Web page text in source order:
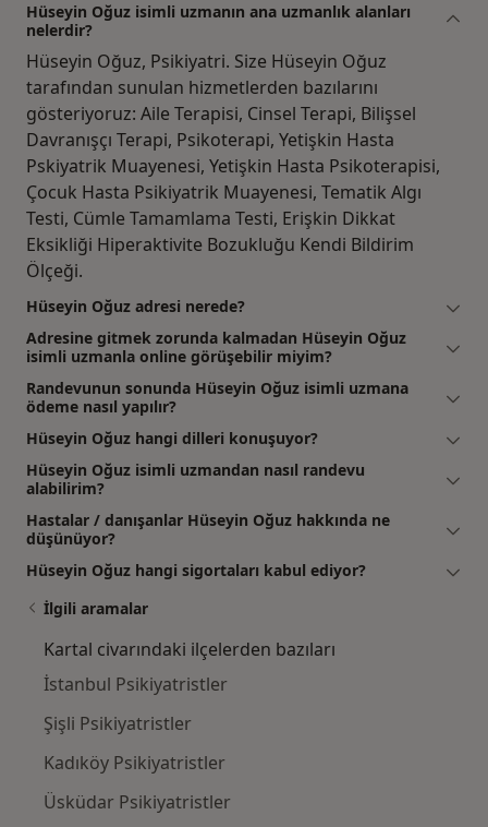
Hüseyin Oğuz isimli uzmanın ana uzmanlık alanları
nelerdir?
Hüseyin Oğuz, Psikiyatri. Size Hüseyin Oğuz
tarafından sunulan hizmetlerden bazılarını
gösteriyoruz: Aile Terapisi, Cinsel Terapi, Bilişsel
Davranışçı Terapi, Psikoterapi, Yetişkin Hasta
Pskiyatrik Muayenesi, Yetişkin Hasta Psikoterapisi,
Çocuk Hasta Psikiyatrik Muayenesi, Tematik Algı
Testi, Cümle Tamamlama Testi, Erişkin Dikkat
Eksikliği Hiperaktivite Bozukluğu Kendi Bildirim
Ölçeği.
Hüseyin Oğuz adresi nerede?
Adresine gitmek zorunda kalmadan Hüseyin Oğuz
isimli uzmanla online görüşebilir miyim?
Randevunun sonunda Hüseyin Oğuz isimli uzmana
ödeme nasıl yapılır?
Hüseyin Oğuz hangi dilleri konuşuyor?
Hüseyin Oğuz isimli uzmandan nasıl randevu
alabilirim?
Hastalar / danışanlar Hüseyin Oğuz hakkında ne
düşünüyor?
Hüseyin Oğuz hangi sigortaları kabul ediyor?
İlgili aramalar
Kartal civarındaki ilçelerden bazıları
İstanbul Psikiyatristler
Şişli Psikiyatristler
Kadıköy Psikiyatristler
Üsküdar Psikiyatristler